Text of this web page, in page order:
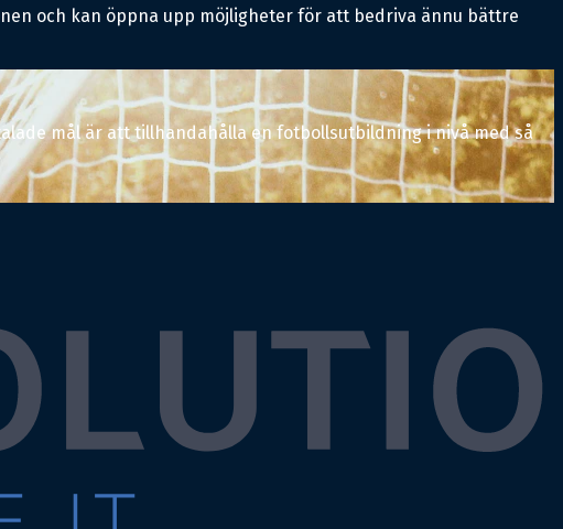
och kan öppna upp möjligheter för att bedriva ännu bättre
mål är att tillhandahålla en fotbollsutbildning i nivå med så